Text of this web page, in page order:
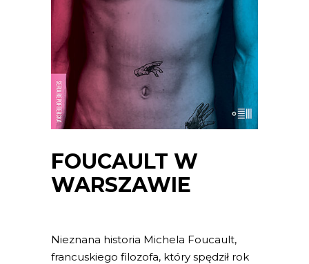
FOUCAULT W
WARSZAWIE
Nieznana historia Michela Foucault,
francuskiego filozofa, który spędził rok